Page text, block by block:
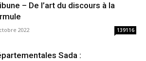
– De l’art du discours à la
2022 139116
Sada :